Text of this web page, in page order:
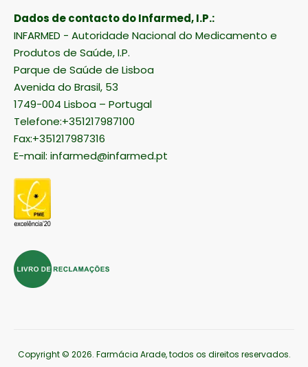
Dados de contacto do Infarmed, I.P.:
INFARMED - Autoridade Nacional do Medicamento e
Produtos de Saúde, I.P.
Parque de Saúde de Lisboa
Avenida do Brasil, 53
1749-004 Lisboa – Portugal
Telefone:+351217987100
Fax:+351217987316
E-mail: infarmed@infarmed.pt
Copyright © 2026. Farmácia Arade, todos os direitos reservados.